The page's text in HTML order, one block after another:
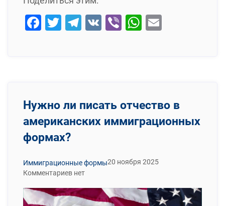
Facebook
Twitter
Telegram
VK ViberWhatsApp
Нужно ли писать отчество в
американских иммиграционных
формах?
Иммиграционные формы20 ноября 2025
Комментариев нет